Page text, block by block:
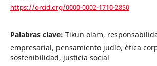
https://orcid.org/0000-0002-1710-2850
Palabras clave: Tikun olam,
empresarial, pensamiento judío, ética
sostenibilidad, justicia social